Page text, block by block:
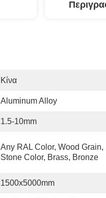
Κίνα
Aluminum Alloy
1.5-10mm
Any RAL Color, Wood Grain,
Stone Color, Brass, Bronze
1500x5000mm